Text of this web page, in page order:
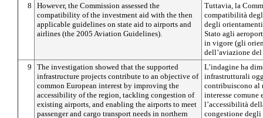
8
However, the Commission assessed the
compatibility of the investment aid with the then
applicable guidelines on state aid to airports and
airlines (the 2005 Aviation Guidelines).
Tuttavia, la
compatibilità
degli
Stato agli
in vigore (gli
dell’aviazione
9
The investigation showed that the supported
infrastructure projects contribute to an objective of
common European interest by improving the
accessibility of the region, tackling congestion of
existing airports, and enabling the airports to meet
passenger and cargo transport needs in northern
L’indagine ha
infrastrutturali
contribuiscono
interesse
l’accessibilità
congestione